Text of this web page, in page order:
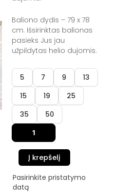
Baliono dydis – 79 x 78
cm. Išsirinktas balionas
pasieks Jus jau
užpildytas helio dujomis.
5 7 9
13
15
19
25
35
50
produkto
kiekis:
Folinis
balionas
"You're
No.
Į krepšelį
Pasirinkite pristatymo
datą